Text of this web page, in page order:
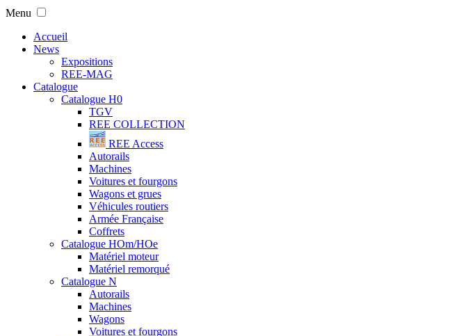
Menu
Accueil
News
Expositions
REE-MAG
Catalogue
Catalogue H0
TGV
REE COLLECTION
REE Access
Autorails
Machines
Voitures et fourgons
Wagons et grues
Véhicules routiers
Armée Française
Coffrets
Catalogue HOm/HOe
Matériel moteur
Matériel remorqué
Catalogue N
Autorails
Machines
Wagons
Voitures et fourgons